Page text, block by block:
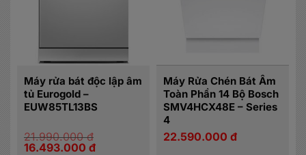
Máy rửa bát độc lập âm
tủ Eurogold –
EUW85TL13BS
21.990.000đ
Giá
16.493.000 đGiá
Máy Rửa Chén Bát Âm
Toàn Phần 14 Bộ Bosch
SMV4HCX48E – Series
4
22.590.000 đ